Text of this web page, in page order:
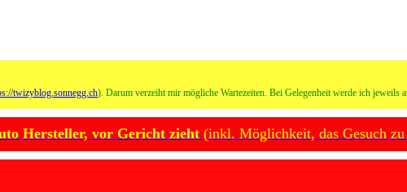
twizyblog.sonnegg.ch). Darum verzeiht mir mögliche Wartezeiten. Bei Gelegenheit werde ich jeweils
Hersteller, vor Gericht zieht (inkl. Möglichkeit, das Gesuch zu